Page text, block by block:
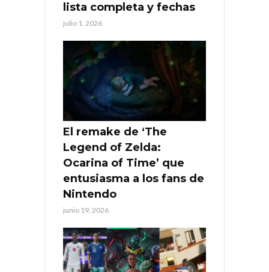
lista completa y fechas
julio 1, 2026
El remake de ‘The
Legend of Zelda:
Ocarina of Time’ que
entusiasma a los fans de
Nintendo
junio 19, 2026